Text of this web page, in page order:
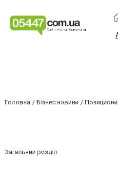
Головна Бізнес новини
Загальний розділ